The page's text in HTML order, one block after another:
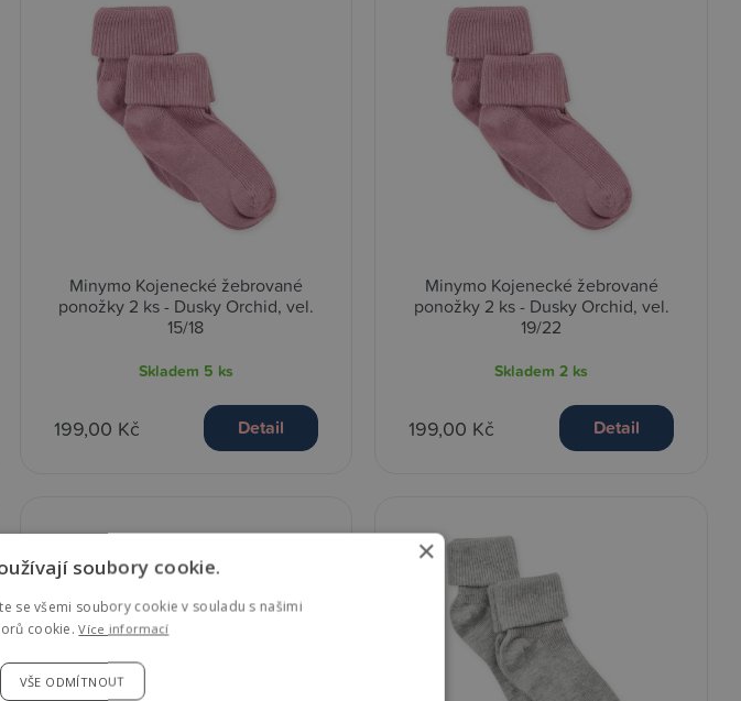
Minymo Kojenecké žebrované
ponožky 2 ks - Dusky Orchid, vel.
15/18
Skladem 5 ks
199,00 Kč Detail
Minymo Kojenecké žebrované
ponožky 2 ks - Dusky Orchid, vel.
19/22
Skladem2 ks
199,00 Kč Detail
×
soubory cookie.
se všemi soubory cookie v souladu s našimi
cookie.Více informací
VŠE ODMÍTNOUT